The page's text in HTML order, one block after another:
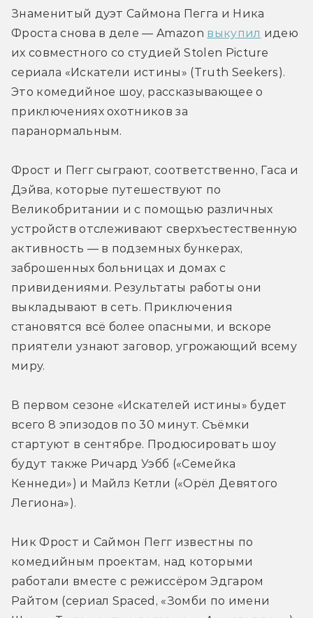
Знаменитый дуэт Саймона Пегга и Ника
Фроста снова в деле — Amazon выкупил идею
их совместного со студией Stolen Picture
сериала «Искатели истины» (Truth Seekers).
Это комедийное шоу, рассказывающее о
приключениях охотников за
паранормальным.
Фрост и Пегг сыграют, соответственно, Гаса и
Дэйва, которые путешествуют по
Великобритании и с помощью различных
устройств отслеживают сверхъестественную
активность — в подземных бункерах,
заброшенных больницах и домах с
привидениями. Результаты работы они
выкладывают в сеть. Приключения
становятся всё более опасными, и вскоре
приятели узнают заговор, угрожающий всему
миру.
В первом сезоне «Искателей истины» будет
всего 8 эпизодов по 30 минут. Съёмки
стартуют в сентябре. Продюсировать шоу
будут также Ричард Уэбб («Семейка
Кеннеди») и Майлз Кетли («Орёл Девятого
Легиона»).
Ник Фрост и Саймон Пегг известны по
комедийным проектам, над которыми
работали вместе с режиссёром Эдгаром
Райтом (сериал Spaced, «Зомби по имени